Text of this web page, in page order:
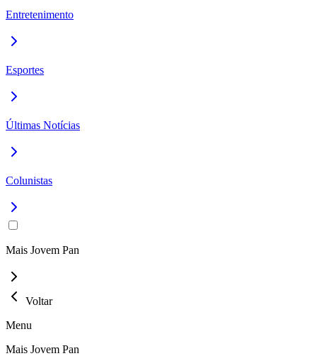
Entretenimento
Esportes
Últimas Notícias
Colunistas
Mais Jovem Pan
Voltar
Menu
Mais Jovem Pan